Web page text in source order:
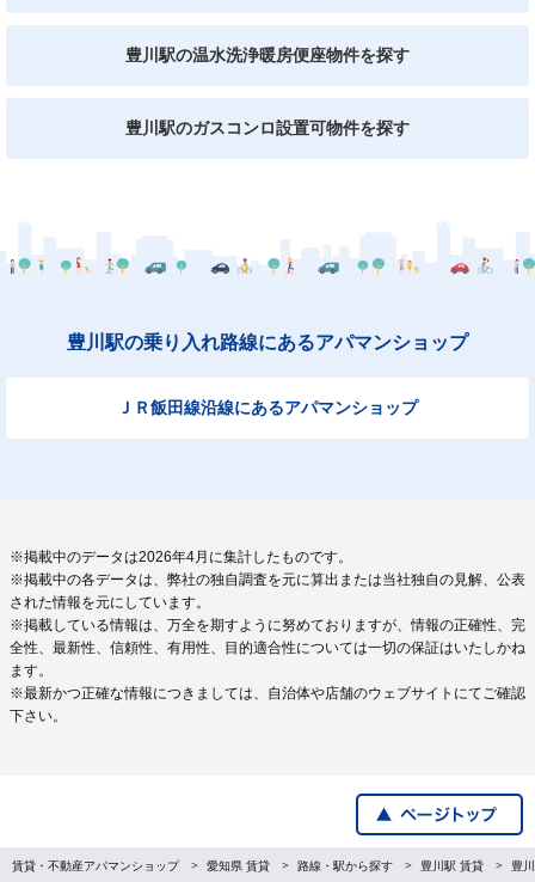
豊川駅の温水洗浄暖房便座物件を探す
豊川駅のガスコンロ設置可物件を探す
豊川駅の乗り入れ路線にあるアパマンショップ
ＪＲ飯田線沿線にあるアパマンショップ
※掲載中のデータは2026年4月に集計したものです。
※掲載中の各データは、弊社の独自調査を元に算出または当社独自の見解、公表
された情報を元にしています。
※掲載している情報は、万全を期すように努めておりますが、情報の正確性、完
全性、最新性、信頼性、有用性、目的適合性については一切の保証はいたしかね
ます。
※最新かつ正確な情報につきましては、自治体や店舗のウェブサイトにてご確認
下さい。
賃貸・不動産アパマンショップ 愛知県 賃貸 路線・駅から探す 豊川駅 賃貸 豊